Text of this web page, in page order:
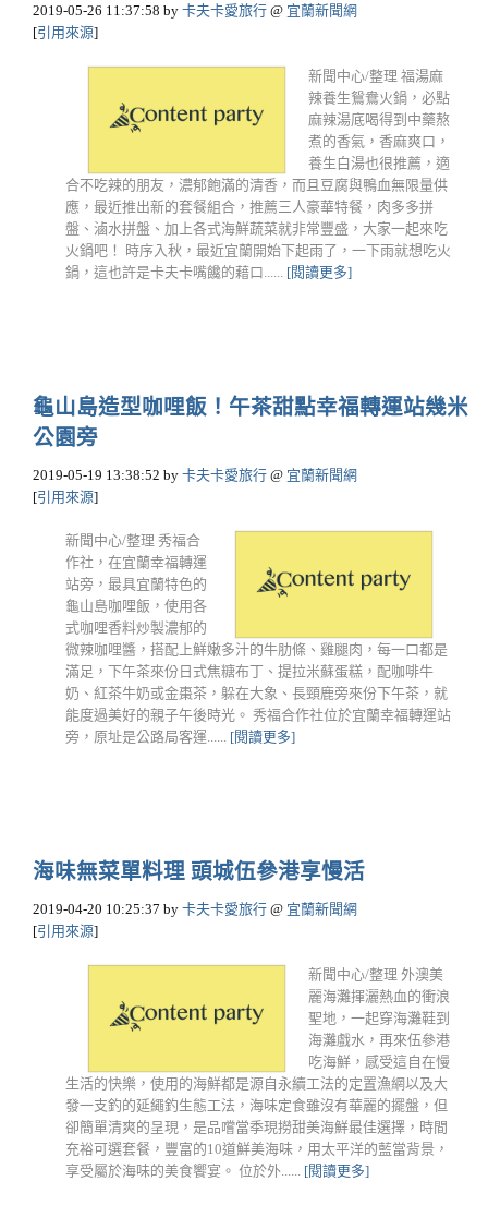
2019-05-26 11:37:58 by 卡夫卡愛旅行 @ 宜蘭新聞網
[引用來源]
新聞中心/整理 福湯麻
辣養生鴛鴦火鍋，必點
麻辣湯底喝得到中藥熬
煮的香氣，香麻爽口，
養生白湯也很推薦，適
合不吃辣的朋友，濃郁飽滿的清香，而且豆腐與鴨血無限量供
應，最近推出新的套餐組合，推薦三人豪華特餐，肉多多拼
盤、滷水拼盤、加上各式海鮮蔬菜就非常豐盛，大家一起來吃
火鍋吧！ 時序入秋，最近宜蘭開始下起雨了，一下雨就想吃火
鍋，這也許是卡夫卡嘴饞的藉口...... [閱讀更多]
龜山島造型咖哩飯！午茶甜點幸福轉運站幾米
公園旁
2019-05-19 13:38:52 by 卡夫卡愛旅行 @ 宜蘭新聞網
[引用來源]
新聞中心/整理 秀福合
作社，在宜蘭幸福轉運
站旁，最具宜蘭特色的
龜山島咖哩飯，使用各
式咖哩香料炒製濃郁的
微辣咖哩醬，搭配上鮮嫩多汁的牛肋條、雞腿肉，每一口都是
滿足，下午茶來份日式焦糖布丁、提拉米蘇蛋糕，配咖啡牛
奶、紅茶牛奶或金棗茶，躲在大象、長頸鹿旁來份下午茶，就
能度過美好的親子午後時光。 秀福合作社位於宜蘭幸福轉運站
旁，原址是公路局客運...... [閱讀更多]
海味無菜單料理 頭城伍參港享慢活
2019-04-20 10:25:37 by 卡夫卡愛旅行 @ 宜蘭新聞網
[引用來源]
新聞中心/整理 外澳美
麗海灘揮灑熱血的衝浪
聖地，一起穿海灘鞋到
海灘戲水，再來伍參港
吃海鮮，感受這自在慢
生活的快樂，使用的海鮮都是源自永續工法的定置漁網以及大
發一支釣的延繩釣生態工法，海味定食雖沒有華麗的擺盤，但
卻簡單清爽的呈現，是品嚐當季現撈甜美海鮮最佳選擇，時間
充裕可選套餐，豐富的10道鮮美海味，用太平洋的藍當背景，
享受屬於海味的美食饗宴。 位於外...... [閱讀更多]